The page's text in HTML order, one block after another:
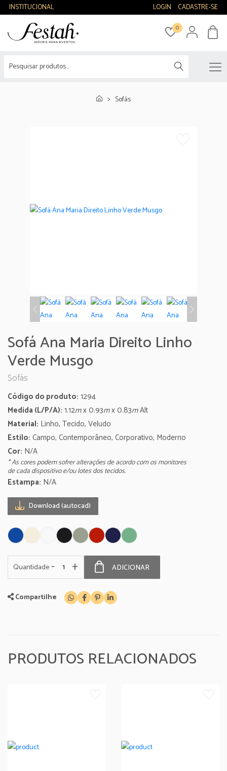
INSTITUCIONAL LOGIN CADASTRE-SE
0
Sofás
Sofá Ana Maria Direito Linho
Verde Musgo
Sofás
Código do produto: 1294
Medida (L/P/A): 1.12mx 0.93mx 0.83mAlt
Material: Linho, Tecido, Veludo
Estilo: Campo, Contemporâneo, Corporativo, Moderno
Cor: N/A
* As cores podem sofrer alterações de acordo com os monitores
de cada dispositivo e/ou lotes dos tecidos.
Estampa: N/A
Download (autocad)
Quantidade- + ADICIONAR
Compartilhe
PRODUTOS RELACIONADOS